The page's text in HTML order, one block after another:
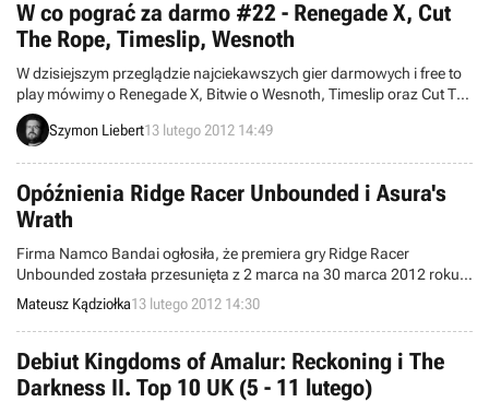
W co pograć za darmo #22 - Renegade X, Cut
The Rope, Timeslip, Wesnoth
W dzisiejszym przeglądzie najciekawszych gier darmowych i free to
play mówimy o Renegade X, Bitwie o Wesnoth, Timeslip oraz Cut The
Rope. Przeglądamy też najciekawsze informacje z ostatnich tygodni.
Szymon Liebert13 lutego 2012 14:49
Opóźnienia Ridge Racer Unbounded i Asura's
Wrath
Firma Namco Bandai ogłosiła, że premiera gry Ridge Racer
Unbounded została przesunięta z 2 marca na 30 marca 2012 roku.
Pojawiły się również informacje mówiące o opóźnieniu brytyjskiego
terminu debiutu gry Asura's Wrath.
Mateusz Kądziołka13 lutego 2012 14:30
Debiut Kingdoms of Amalur: Reckoning i The
Darkness II. Top 10 UK (5 - 11 lutego)